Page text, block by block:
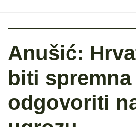
Anušić:
biti spremna
odgovoriti